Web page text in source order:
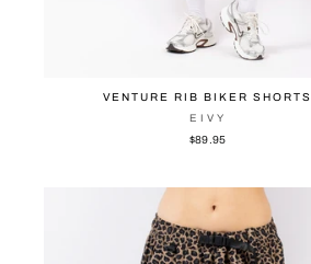
VENTURE RIB BIKER SHORTS
EIVY
$89.95